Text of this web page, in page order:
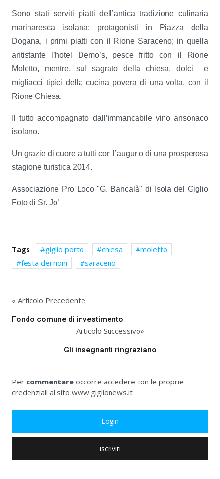
Sono stati serviti piatti dell’antica tradizione culinaria
marinaresca isolana: protagonisti in Piazza della
Dogana, i primi piatti con il Rione Saraceno; in quella
antistante l’hotel Demo’s, pesce fritto con il Rione
Moletto, mentre, sul sagrato della chiesa, dolci e
migliacci tipici della cucina povera di una volta, con il
Rione Chiesa.
Il tutto accompagnato dall’immancabile vino ansonaco
isolano.
Un grazie di cuore a tutti con l’augurio di una prosperosa
stagione turistica 2014.
Associazione Pro Loco "G. Bancalà" di Isola del Giglio
Foto di Sr. Jo’
Tags giglio porto chiesa
moletto
festa dei rioni
saraceno
« Articolo Precedente
Fondo comune di investimento
Articolo Successivo»
Gli insegnanti ringraziano
Per commentare occorre accedere con le proprie
credenziali al sito www.giglionews.it
Login
Iscriviti